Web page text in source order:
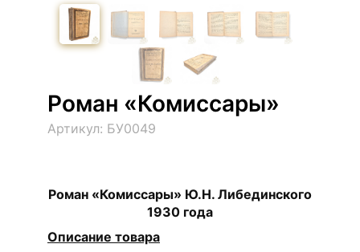
Роман «Комиссары»
Артикул: БУ0049
Роман «Комиссары» Ю.Н. Либединского
1930 года
Описание товара